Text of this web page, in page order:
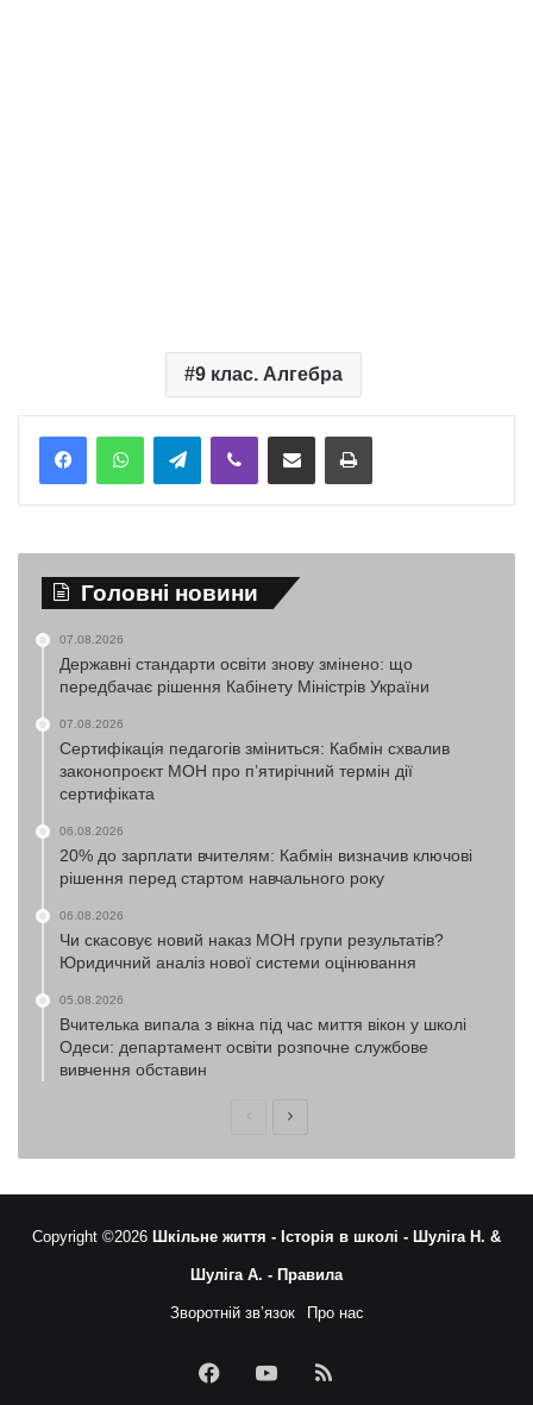
9 клас. Алгебра
TelegramViber Надіслати електронною поштоюНадрукувати
Головні новини
07.08.2026
Державні стандарти освіти знову змінено: що
передбачає рішення Кабінету Міністрів України
07.08.2026
Сертифікація педагогів зміниться: Кабмін схвалив
законопроєкт МОН про п’ятирічний термін дії
сертифіката
06.08.2026
20% до зарплати вчителям: Кабмін визначив ключові
рішення перед стартом навчального року
06.08.2026
Чи скасовує новий наказ МОН групи результатів?
Юридичний аналіз нової системи оцінювання
05.08.2026
Вчителька випала з вікна під час миття вікон у школі
Одеси: департамент освіти розпочне службове
вивчення обставин
ПопередняНаступна
Copyright ©2026 Шкільне життя - Історія в школі - Шуліга Н. &
Шуліга А. - Правила
Зворотній зв’язок Про нас
FacebookYouTubeRSS